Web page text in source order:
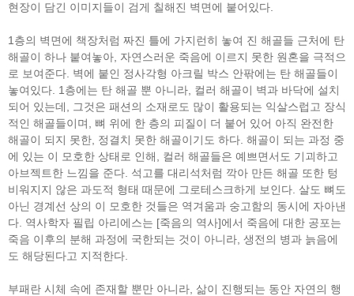
현장이 담긴 이미지들이 검게 칠해진 벽면에 붙어있다.
1층의 벽면에 책장처럼 짜진 틀에 가지런히 놓여 진 해골들 근처에 탄
해골이 하나 붙여놓아, 자연스러운 죽음에 이르지 못한 원혼을 극적으
로 보여준다. 벽에 붙인 정사각형 아크릴 박스 안팎에는 탄 해골들이
놓여있다. 1층에는 탄 해골 뿐 아니라, 컬러 해골이 벽과 바닥에 설치
되어 있는데, 그것은 패션의 소재로도 많이 활용되는 익살스럽고 장식
적인 해골들이며, 뼈 위에 한 층의 피질이 더 붙어 있어 아직 완전한
해골이 되지 못한, 정결치 못한 해골이기도 하다. 해골이 되는 과정 중
에 있는 이 모호한 상태로 인해, 컬러 해골들은 예쁘면서도 기괴하고
아브젝트한 느낌을 준다. 석고를 대리석처럼 깍아 만든 해골 또한 텅
비워지지 않은 과도적 형태 때문에 그로테스크하게 보인다. 살도 뼈도
아닌 경계선 상의 이 모호한 것들은 역겨움과 숭고함의 동시에 자아낸
다. 역사학자 필립 아리에스는 [죽음의 역사]에서 죽음에 대한 공포는
죽음 이후의 분해 과정에 국한되는 것이 아니라, 생전의 병과 늙음에
도 해당된다고 지적한다.
부패란 시체 속에 존재할 뿐만 아니라, 삶이 진행되는 동안 자연의 행